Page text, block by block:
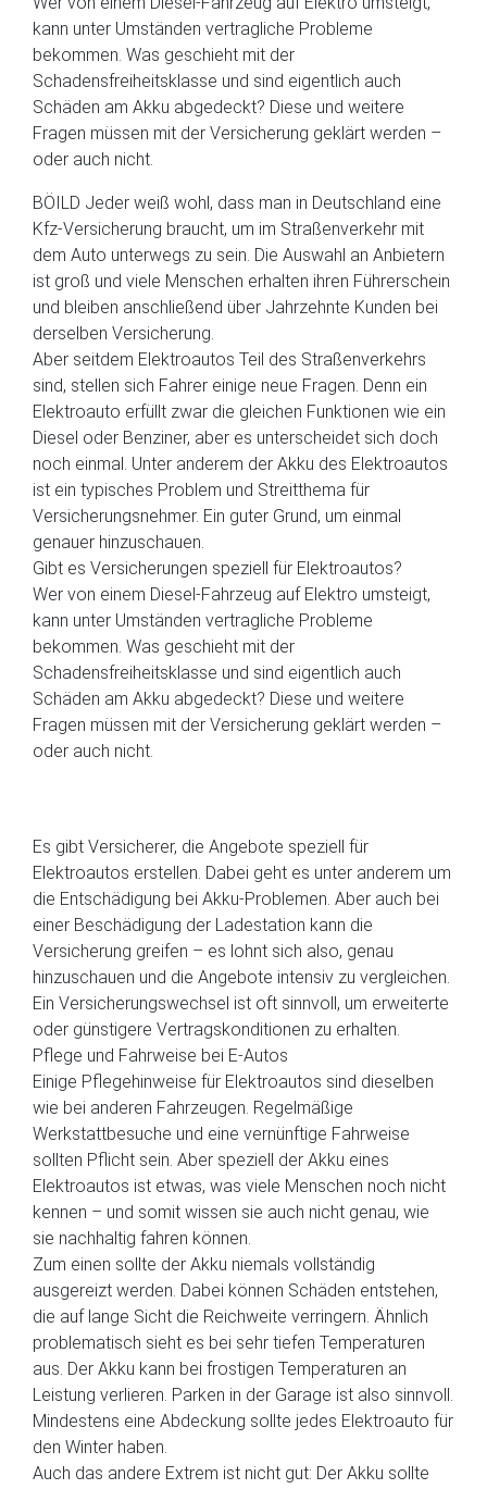
kann unter Umständen vertragliche Probleme
bekommen. Was geschieht mit der
Schadensfreiheitsklasse und sind eigentlich auch
Schäden am Akku abgedeckt? Diese und weitere
Fragen müssen mit der Versicherung geklärt werden –
oder auch nicht.
BÖILD Jeder weiß wohl, dass man in Deutschland eine
Kfz-Versicherung braucht, um im Straßenverkehr mit
dem Auto unterwegs zu sein. Die Auswahl an Anbietern
ist groß und viele Menschen erhalten ihren Führerschein
und bleiben anschließend über Jahrzehnte Kunden bei
derselben Versicherung.
Aber seitdem Elektroautos Teil des Straßenverkehrs
sind, stellen sich Fahrer einige neue Fragen. Denn ein
Elektroauto erfüllt zwar die gleichen Funktionen wie ein
Diesel oder Benziner, aber es unterscheidet sich doch
noch einmal. Unter anderem der Akku des Elektroautos
ist ein typisches Problem und Streitthema für
Versicherungsnehmer. Ein guter Grund, um einmal
genauer hinzuschauen.
Gibt es Versicherungen speziell für Elektroautos?
Wer von einem Diesel-Fahrzeug auf Elektro umsteigt,
kann unter Umständen vertragliche Probleme
bekommen. Was geschieht mit der
Schadensfreiheitsklasse und sind eigentlich auch
Schäden am Akku abgedeckt? Diese und weitere
Fragen müssen mit der Versicherung geklärt werden –
oder auch nicht.
Es gibt Versicherer, die Angebote speziell für
Elektroautos erstellen. Dabei geht es unter anderem um
die Entschädigung bei Akku-Problemen. Aber auch bei
einer Beschädigung der Ladestation kann die
Versicherung greifen – es lohnt sich also, genau
hinzuschauen und die Angebote intensiv zu vergleichen.
Ein Versicherungswechsel ist oft sinnvoll, um erweiterte
oder günstigere Vertragskonditionen zu erhalten.
Pflege und Fahrweise bei E-Autos
Einige Pflegehinweise für Elektroautos sind dieselben
wie bei anderen Fahrzeugen. Regelmäßige
Werkstattbesuche und eine vernünftige Fahrweise
sollten Pflicht sein. Aber speziell der Akku eines
Elektroautos ist etwas, was viele Menschen noch nicht
kennen – und somit wissen sie auch nicht genau, wie
sie nachhaltig fahren können.
Zum einen sollte der Akku niemals vollständig
ausgereizt werden. Dabei können Schäden entstehen,
die auf lange Sicht die Reichweite verringern. Ähnlich
problematisch sieht es bei sehr tiefen Temperaturen
aus. Der Akku kann bei frostigen Temperaturen an
Leistung verlieren. Parken in der Garage ist also sinnvoll.
Mindestens eine Abdeckung sollte jedes Elektroauto für
den Winter haben.
Auch das andere Extrem ist nicht gut: Der Akku sollte